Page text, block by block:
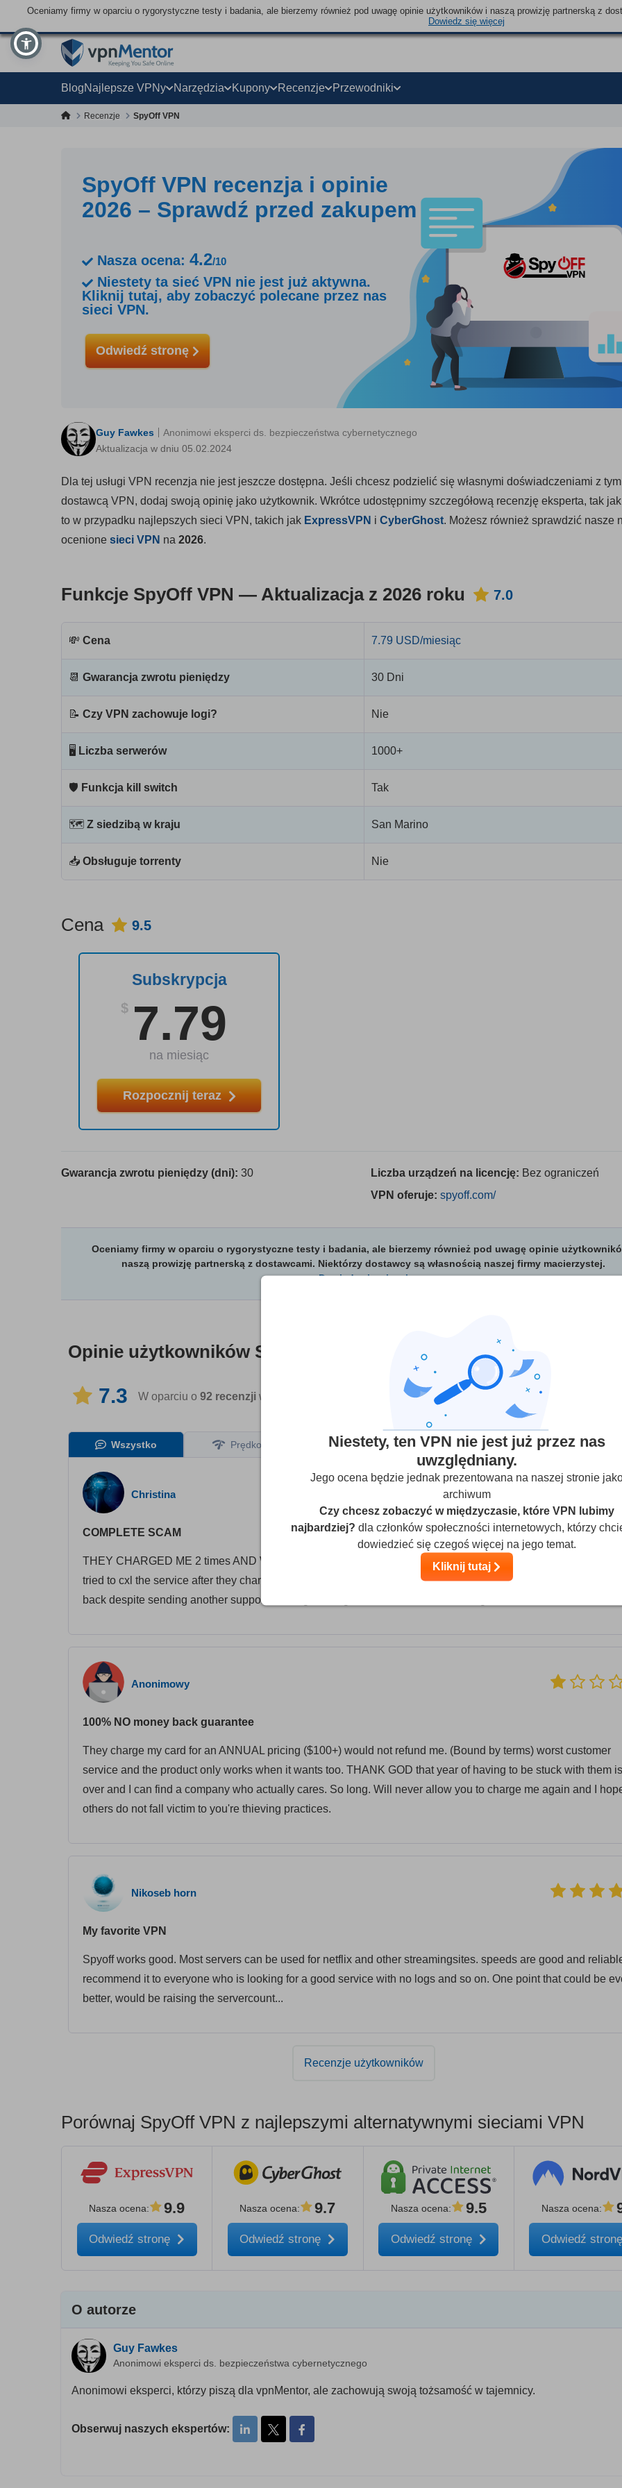
Oceniamy firmy w oparciu o rygorystyczne testy i badania, ale bierzemy również pod uwagę opinie użytkowników i naszą prowizję partnerską z
Dowiedz się więcej
BlogNajlepsze VPNy Narzędzia Kupony Recenzje Przewodniki
Recenzje SpyOff VPN
SpyOff VPN recenzja i opinie
2026 – Sprawdź przed zakupem
Nasza ocena: 4.2/10
Niestety ta sieć VPN nie jest już aktywna.
Kliknij tutaj, aby zobaczyć polecane przez nas
sieci VPN.
Odwiedź stronę
Guy Fawkes
Aktualizacja w dniu 05.02.2024
Anonimowi eksperci ds. bezpieczeństwa cybernetycznego
Dla tej usługi VPN recenzja nie jest jeszcze dostępna. Jeśli chcesz podzielić się własnymi doświadczeniami z tym
dostawcą VPN, dodaj swoją opinię jako użytkownik. Wkrótce udostępnimy szczegółową recenzję eksperta, tak
to w przypadku najlepszych sieci VPN, takich jak ExpressVPN i CyberGhost. Możesz również sprawdzić nasze
ocenione sieci VPN na 2026.
Funkcje SpyOff VPN — Aktualizacja z 2026 roku 7.0
💸 Cena 7.79 USD/miesiąc
📆 Gwarancja zwrotu pieniędzy 30 Dni
📝 Czy VPN zachowuje logi? Nie
🖥 Liczba serwerów 1000+
🛡 Funkcja kill switch Tak
🗺 Z siedzibą w kraju San Marino
📥 Obsługuje torrenty Nie
Cena 9.5
Subskrypcja
$ 7.79
na miesiąc
Rozpocznij teraz
Gwarancja zwrotu pieniędzy (dni): 30 Liczba urządzeń na licencję: Bez ograniczeń
VPN oferuje: spyoff.com/
Oceniamy firmy w oparciu o rygorystyczne testy i badania, ale bierzemy również pod uwagę opinie
naszą prowizję partnerską z dostawcami. Niektórzy dostawcy są własnością naszej firmy macierzystej.
Dowiedz się więcej
Opinie użytkowników SpyOff VPN (Opinie użytkowników nie są zweryfikowane)
7.3 W oparciu o 92 recenzji w 4 językach
Wszystko Prędkość Streaming Bezpieczeństwo Obsługa
Christina
COMPLETE SCAM
THEY CHARGED ME 2 times AND WONT REPLY TO MY EMAILS OR ANYTHING. It was 4/5 when i started
tried to cxl the service after they charged me 2 different payment and it's now 4/13 and they still won't contact
back despite sending another support message through the website AND emailing them.
Anonimowy
100% NO money back guarantee
They charge my card for an ANNUAL pricing ($100+) would not refund me. (Bound by terms) worst customer
service and the product only works when it wants too. THANK GOD that year of having to be stuck with them is
over and I can find a company who actually cares. So long. Will never allow you to charge me again and I
others do not fall victim to you're thieving practices.
Nikoseb horn
My favorite VPN
Spyoff works good. Most servers can be used for netflix and other streamingsites. speeds are good and
recommend it to everyone who is looking for a good service with no logs and so on. One point that could be
better, would be raising the servercount...
Recenzje użytkowników
Porównaj SpyOff VPN z najlepszymi alternatywnymi sieciami VPN
Nasza ocena: 9.9
Odwiedź stronę
Nasza ocena: 9.7
Odwiedź stronę
Nasza ocena: 9.5
Odwiedź stronę
Nasza ocena:
Odwiedź stronę
O autorze
Guy Fawkes
Anonimowi eksperci ds. bezpieczeństwa cybernetycznego
Anonimowi eksperci, którzy piszą dla vpnMentor, ale zachowują swoją tożsamość w tajemnicy.
Obserwuj naszych ekspertów:
Niestety, ten VPN nie jest już przez nas
uwzględniany.
Jego ocena będzie jednak prezentowana na naszej stronie
archiwum
Czy chcesz zobaczyć w międzyczasie, które VPN lubimy
najbardziej? dla członków społeczności internetowych, którzy
dowiedzieć się czegoś więcej na jego temat.
Kliknij tutaj